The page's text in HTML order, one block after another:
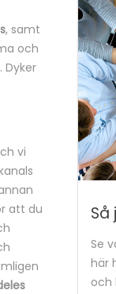
, samt
och
Dyker
vi
att du
Så
Se
här
och